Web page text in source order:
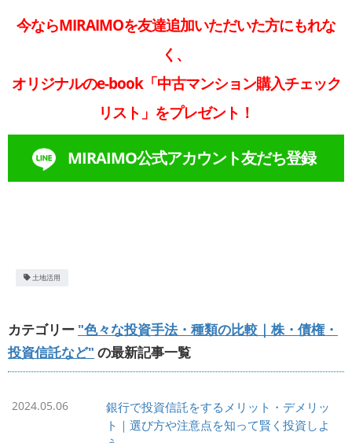
今ならMIRAIMOを友達追加いただいた方にもれな
く、
オリジナルのe-book「中古マンション購入チェック
リスト」をプレゼント！
MIRAIMO公式アカウント友だち登録
土地活用
カテゴリー "色々な投資手法・種類の比較｜株・債権・
投資信託など" の最新記事一覧
2024.05.06
銀行で投資信託をするメリット・デメリッ
ト｜選び方や注意点を知って賢く投資しよ